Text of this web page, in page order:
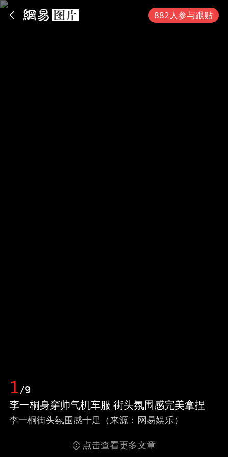
882人参与跟贴
1/9
李一桐身穿帅气机车服 街头氛围感完美拿捏
李一桐街头氛围感十足（来源：网易娱乐）
点击查看更多文章
App内打开